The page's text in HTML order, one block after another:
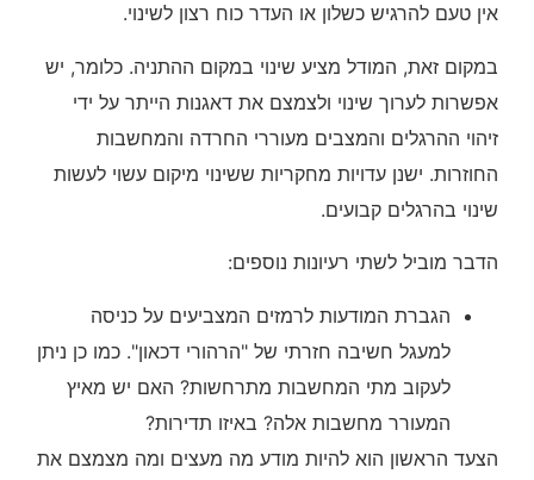
אין טעם להרגיש כשלון או העדר כוח רצון לשינוי.
במקום זאת, המודל מציע שינוי במקום ההתניה. כלומר, יש
אפשרות לערוך שינוי ולצמצם את דאגנות הייתר על ידי
זיהוי ההרגלים והמצבים מעוררי החרדה והמחשבות
החוזרות. ישנן עדויות מחקריות ששינוי מיקום עשוי לעשות
שינוי בהרגלים קבועים.
הדבר מוביל לשתי רעיונות נוספים:
הגברת המודעות לרמזים המצביעים על כניסה
למעגל חשיבה חזרתי של "הרהורי דכאון". כמו כן ניתן
לעקוב מתי המחשבות מתרחשות? האם יש מאיץ
המעורר מחשבות אלה? באיזו תדירות?
הצעד הראשון הוא להיות מודע מה מעצים ומה מצמצם את